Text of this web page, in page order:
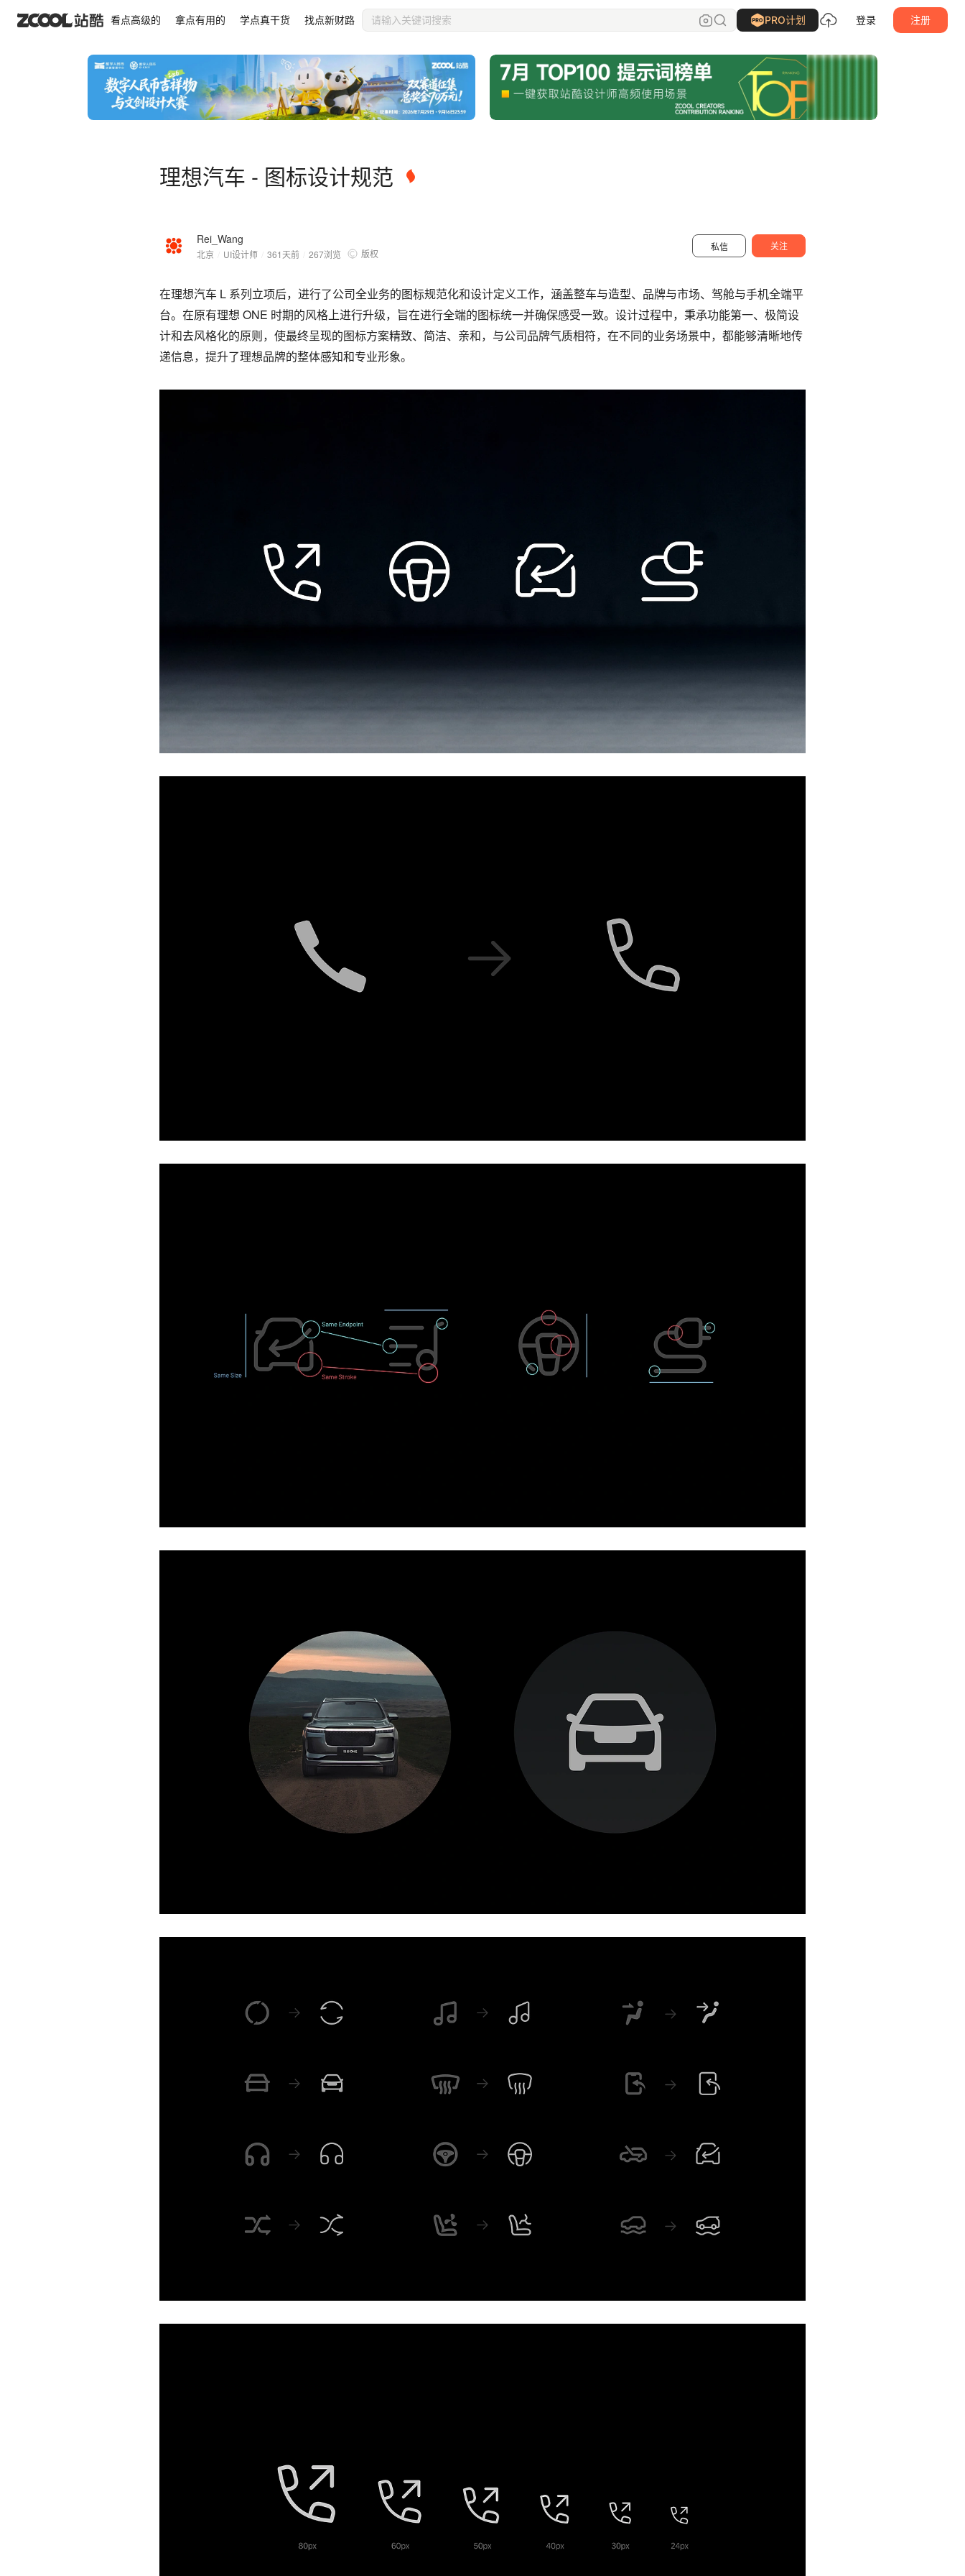
看点高级的 拿点有用的 学点真干货 找点新财路 PRO计划 登录 注册
理想汽车 - 图标设计规范
Rei_Wang
北京 UI设计师 361天前 267浏览 版权
私信 关注
理想汽车 - 图标设计规范 Rei_Wang 关注
在理想汽车 L 系列立项后，进行了公司全业务的图标规范化和设计定义工作，涵盖整车与造型、品牌与市场、驾舱与手机全端平
台。在原有理想 ONE 时期的风格上进行升级，旨在进行全端的图标统一并确保感受一致。设计过程中，秉承功能第一、极简设
计和去风格化的原则，使最终呈现的图标方案精致、简洁、亲和，与公司品牌气质相符，在不同的业务场景中，都能够清晰地传
递信息，提升了理想品牌的整体感知和专业形象。